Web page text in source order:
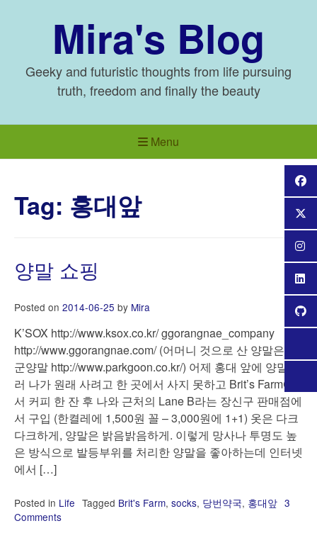
Mira's Blog
Geeky and futuristic thoughts from life pursuing
truth, freedom and finally the beauty
Menu
Tag: 홍대앞
양말 쇼핑
Posted on 2014-06-25 by Mira
K’SOX http://www.ksox.co.kr/ ggorangnae_company
http://www.ggorangnae.com/ (어머니 것으로 산 양말은 박
군양말 http://www.parkgoon.co.kr/) 어제 홍대 앞에 양말 사
러 나가 원래 사려고 한 곳에서 사지 못하고 Brit’s Farm에
서 커피 한 잔 후 나와 근처의 Lane B라는 장신구 판매점에
서 구입 (한켤레에 1,500원 꼴 – 3,000원에 1+1) 옷은 다크
다크하게, 양말은 밝음밝음하게. 이렇게 망사나 투명도 높
은 방식으로 발등부위를 처리한 양말을 좋아하는데 인터넷
에서 […]
Posted in Life Tagged Brit's Farm, socks, 당번약국, 홍대앞 3
Comments